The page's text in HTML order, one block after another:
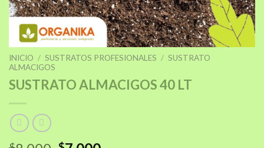
INICIO / SUSTRATOS PROFESIONALES / SUSTRATO
ALMACIGOS
SUSTRATO ALMACIGOS 40 LT